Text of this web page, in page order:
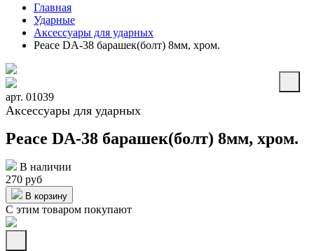
Главная
Ударные
Аксессуары для ударных
Peace DA-38 барашек(болт) 8мм, хром.
арт. 01039
Аксессуары для ударных
Peace DA-38 барашек(болт) 8мм, хром.
В наличии
270 руб
В корзину
С этим товаром покупают